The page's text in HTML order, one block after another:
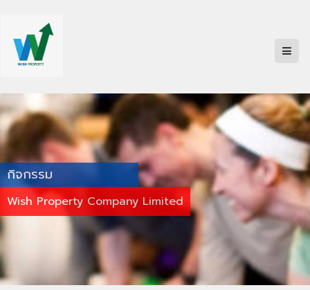
กิจกรรม
Wish Property Company Limited